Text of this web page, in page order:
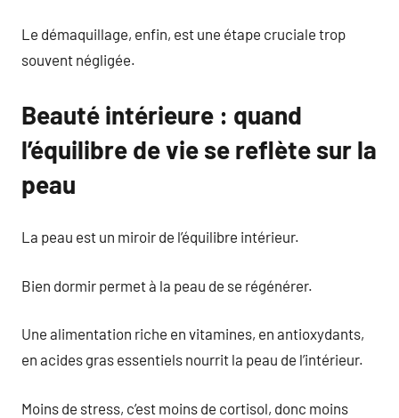
Le démaquillage, enfin, est une étape cruciale trop
souvent négligée.
Beauté intérieure : quand
l’équilibre de vie se reflète sur la
peau
La peau est un miroir de l’équilibre intérieur.
Bien dormir permet à la peau de se régénérer.
Une alimentation riche en vitamines, en antioxydants,
en acides gras essentiels nourrit la peau de l’intérieur.
Moins de stress, c’est moins de cortisol, donc moins